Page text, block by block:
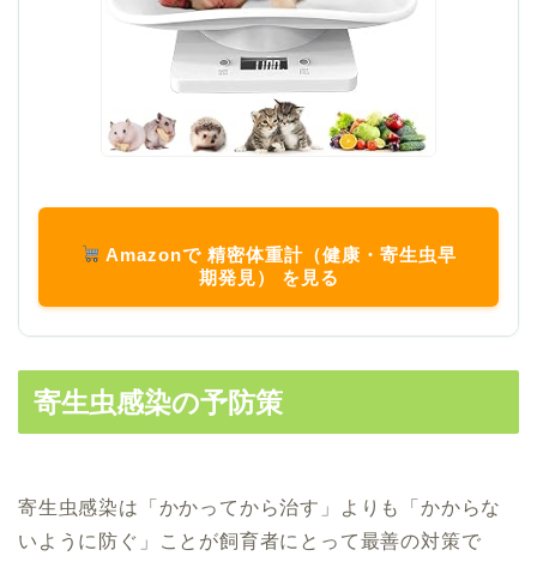
Amazonで 精密体重計（健康・寄生虫早
期発見） を見る
寄生虫感染の予防策
寄生虫感染は「かかってから治す」よりも「かからな
いように防ぐ」ことが飼育者にとって最善の対策で